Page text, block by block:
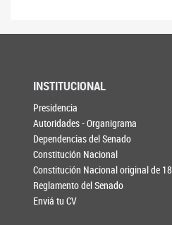
INSTITUCIONAL
Presidencia
Autoridades - Organigrama
Dependencias del Senado
Constitución Nacional
Constitución Nacional original de
Reglamento del Senado
Enviá tu CV